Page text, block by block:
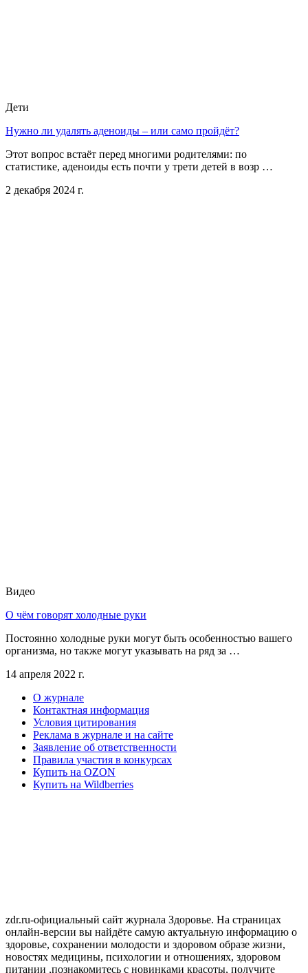
Дети
Нужно ли удалять аденоиды – или само пройдёт?
Этот вопрос встаёт перед многими родителями: по
статистике, аденоиды есть почти у трети детей в возр …
2 декабря 2024 г.
Видео
О чём говорят холодные руки
Постоянно холодные руки могут быть особенностью вашего
организма, но также могут указывать на ряд за …
14 апреля 2022 г.
О журнале
Контактная информация
Условия цитирования
Реклама в журнале и на сайте
Заявление об ответственности
Правила участия в конкурсах
Купить на OZON
Купить на Wildberries
zdr.ru-официальный сайт журнала Здоровье. На страницах
онлайн-версии вы найдёте самую актуальную информацию о
здоровье, сохранении молодости и здоровом образе жизни,
новостях медицины, психологии и отношениях, здоровом
питании ,познакомитесь с новинками красоты, получите